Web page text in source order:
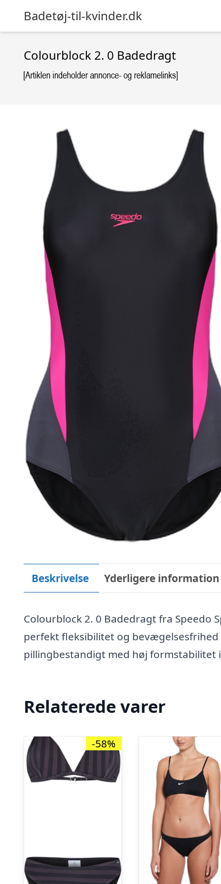
Badetøj-til-kvinder.dk
Colourblock 2. 0 Badedragt
Beskrivelse Yderligere information
Colourblock 2. 0 Badedragt fra Speedo
perfekt fleksibilitet og
pillingbestandigt med høj
Relaterede varer
-58%